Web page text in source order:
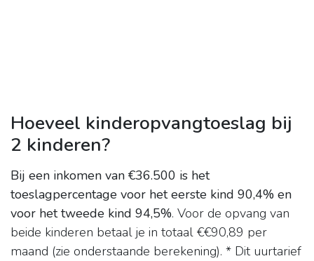
Hoeveel kinderopvangtoeslag bij
2 kinderen?
Bij een inkomen van €36.500 is het
toeslagpercentage voor het eerste kind 90,4% en
voor het tweede kind 94,5%. Voor de opvang van
beide kinderen betaal je in totaal €€90,89 per
maand (zie onderstaande berekening). * Dit uurtarief